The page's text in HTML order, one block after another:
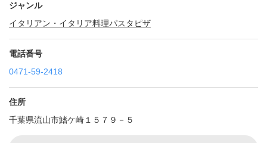
ジャンル
イタリアン・イタリア料理パスタ ピザ
電話番号
0471-59-2418
住所
千葉県流山市鰭ケ崎１５７９－５